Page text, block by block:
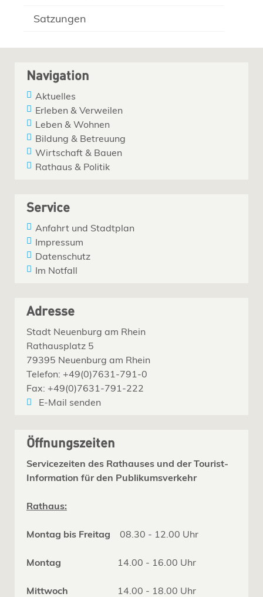
Satzungen
Navigation
Aktuelles
Erleben & Verweilen
Leben & Wohnen
Bildung & Betreuung
Wirtschaft & Bauen
Rathaus & Politik
Service
Anfahrt und Stadtplan
Impressum
Datenschutz
Im Notfall
Adresse
Stadt Neuenburg am Rhein
Rathausplatz 5
79395 Neuenburg am Rhein
Telefon: +49(0)7631-791-0
Fax: +49(0)7631-791-222
E-Mail senden
Öffnungszeiten
Servicezeiten des Rathauses und der Tourist-
Information für den Publikumsverkehr
Rathaus:
Montag bis Freitag 08.30 - 12.00 Uhr
Montag 14.00 - 16.00 Uhr
Mittwoch 14.00 - 18.00 Uhr